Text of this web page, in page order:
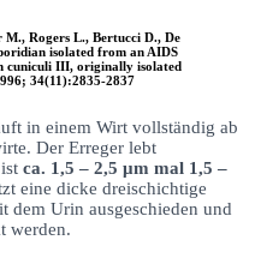
Rogers L., Bertucci D., De
isolated from an AIDS
cuniculi III, originally isolated
34(11):2835-2837
in einem Wirt vollständig ab
Der Erreger lebt
ca. 1,5 – 2,5 μm mal 1,5 –
eine dicke dreischichtige
dem Urin ausgeschieden und
werden.